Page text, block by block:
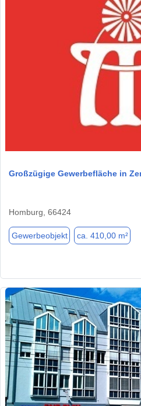
Großzügige Gewerbefläche in
Homburg, 66424
Gewerbeobjekt ca. 410,00 m²